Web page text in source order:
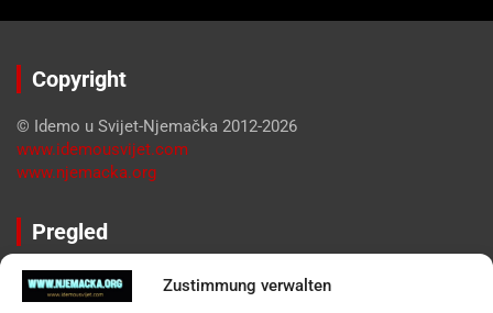
Zustimmung verwalten
Copyright
© Idemo u Svijet-Njemačka 2012-2026
www.idemousvijet.com
www.njemacka.org
Pregled
Impressum
Datenschutzerklärung